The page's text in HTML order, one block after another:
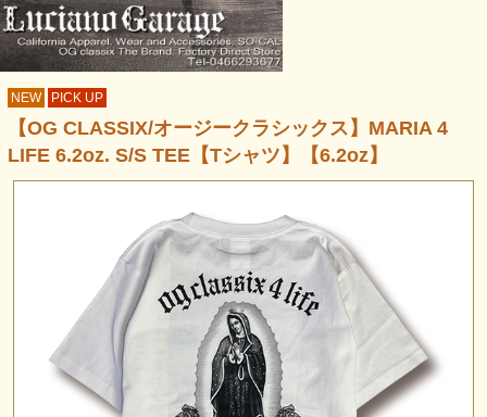
NEW PICK UP
【OG CLASSIX/オージークラシックス】MARIA 4
LIFE 6.2oz. S/S TEE【Tシャツ】【6.2oz】